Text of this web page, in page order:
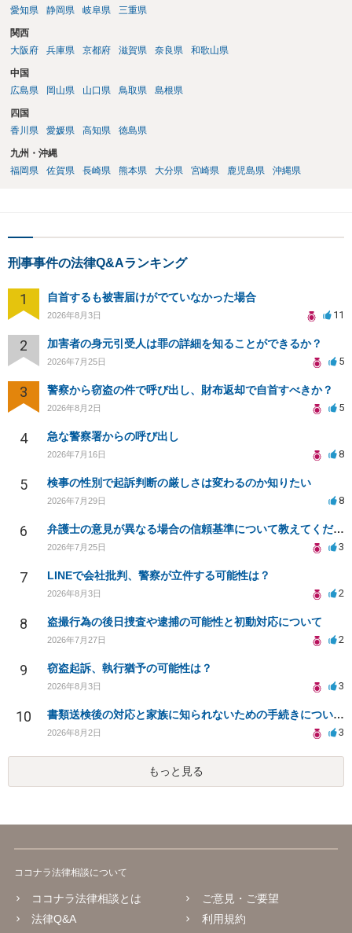
愛知県
静岡県 岐阜県 三重県
関西
大阪府
兵庫県 京都府 滋賀県 奈良県 和歌山県
中国
広島県
岡山県 山口県 鳥取県 島根県
四国
香川県
愛媛県 高知県 徳島県
九州・沖縄
福岡県
佐賀県 長崎県 熊本県 大分県 宮崎県 鹿児島県 沖縄県
刑事事件の法律Q&Aランキング
1 自首するも被害届けがでていなかった場合
2026年8月3日 11
2 加害者の身元引受人は罪の詳細を知ることができるか？
2026年7月25日 5
3 警察から窃盗の件で呼び出し、財布返却で自首すべきか？
2026年8月2日 5
4 急な警察署からの呼び出し
2026年7月16日 8
5 検事の性別で起訴判断の厳しさは変わるのか知りたい
2026年7月29日 8
6 弁護士の意見が異なる場合の信頼基準について教えてください
2026年7月25日 3
7 LINEで会社批判、警察が立件する可能性は？
2026年8月3日 2
8 盗撮行為の後日捜査や逮捕の可能性と初動対応について
2026年7月27日 2
9 窃盗起訴、執行猶予の可能性は？
2026年8月3日 3
10 書類送検後の対応と家族に知られないための手続きについて相談
2026年8月2日 3
もっと見る
ココナラ法律相談について
ココナラ法律相談とは
法律Q&A
ご意見・ご要望
利用規約